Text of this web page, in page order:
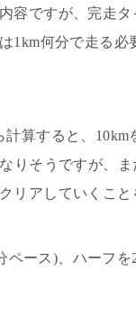
容ですが、完走
1km何分で走る必
算すると、 10km
りそうですが、
リアしていくこ
ペース ) 、ハーフを